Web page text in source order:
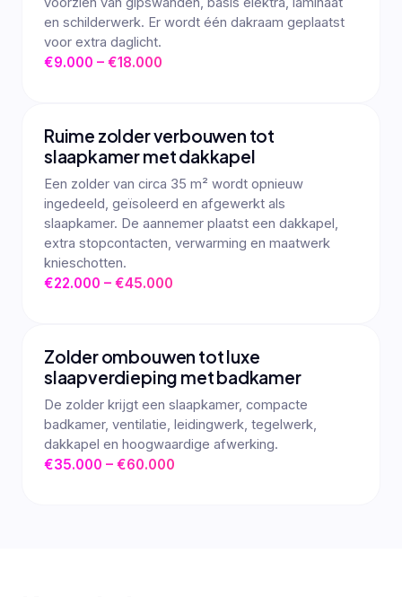
en schilderwerk. Er wordt één dakraam geplaatst
voor extra daglicht.
€9.000 – €18.000
Ruime zolder verbouwen tot
slaapkamer met dakkapel
Een zolder van circa 35 m² wordt opnieuw
ingedeeld, geïsoleerd en afgewerkt als
slaapkamer. De aannemer plaatst een dakkapel,
extra stopcontacten, verwarming en maatwerk
knieschotten.
€22.000 – €45.000
Zolder ombouwen tot luxe
slaapverdieping met badkamer
De zolder krijgt een slaapkamer, compacte
badkamer, ventilatie, leidingwerk, tegelwerk,
dakkapel en hoogwaardige afwerking.
€35.000 – €60.000